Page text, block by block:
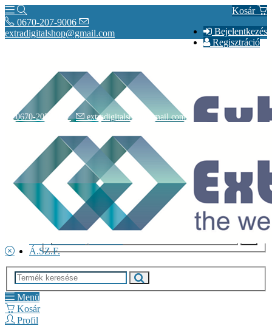
Kosár
Bejelentkezés
Regisztráció
0670-207-9006
extradigitalshop@gmail.com
Rólunk
Elérhetőségeink
Vásárlás
Szállítás
Á.SZ.F.
0670-207-9006 extradigitalshop@gmail.com
Menü
Kosár
Profil